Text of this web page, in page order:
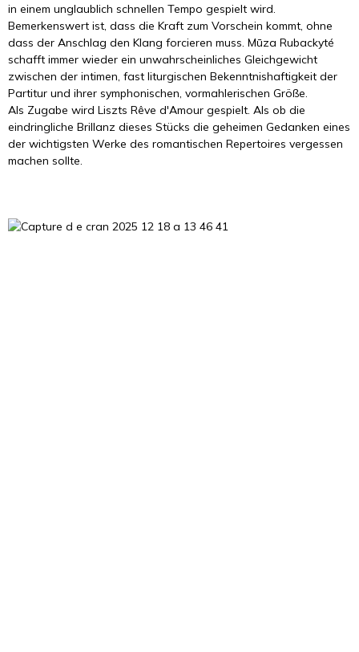
in einem unglaublich schnellen Tempo gespielt wird.
Bemerkenswert ist, dass die Kraft zum Vorschein kommt, ohne
dass der Anschlag den Klang forcieren muss. Mūza Rubackyté
schafft immer wieder ein unwahrscheinliches Gleichgewicht
zwischen der intimen, fast liturgischen Bekenntnishaftigkeit der
Partitur und ihrer symphonischen, vormahlerischen Größe.
Als Zugabe wird Liszts Rêve d'Amour gespielt. Als ob die
eindringliche Brillanz dieses Stücks die geheimen Gedanken eines
der wichtigsten Werke des romantischen Repertoires vergessen
machen sollte.